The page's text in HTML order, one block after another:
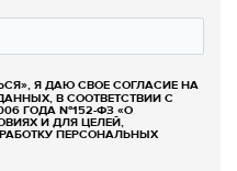
Я ДАЮ СВОЕ СОГЛАСИЕ НА
В СООТВЕТСТВИИ С
ГОДА №152-ФЗ «О
И ДЛЯ ЦЕЛЕЙ,
ПЕРСОНАЛЬНЫХ